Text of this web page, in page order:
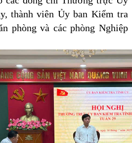
thành viên Ủy ban Kiểm tra
phòng và các phòng Nghiệp